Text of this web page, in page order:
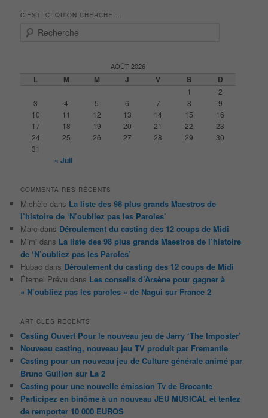
C’EST ICI QU’ON CHERCHE …
AOÛT 2026
L M M J V S D
1
2
3
4 5 6 7 8
9
10
11 12 13 14 15
16
17
18 19 20 21 22
23
24
25 26 27 28 29
30
31
« Juil
COMMENTAIRES RÉCENTS
Michèle dans La liste des 98 plus grands Maestros de
l’histoire de ‘N’oubliez pas les Paroles’
Marc dans Déroulement du casting des 12 coups de Midi
Mimi dans La liste des 98 plus grands Maestros de l’histoire
de ‘N’oubliez pas les Paroles’
Hubac dans Déroulement du casting des 12 coups de Midi
Éternel Prévu dans Les conseils d’Arsène pour gagner à
« N’oubliez pas les paroles » de Nagui sur France 2
ARTICLES RÉCENTS
Casting Ouvert Pour le nouveau jeu de Jarry ‘The Imposter’
Nouveau casting, nouveau jeu TV produit par Fremantle
Casting pour un nouveau jeu de Culture générale animé par
Bruno Guillon sur La 2
Casting pour une nouvelle émission Tv de Brocante
Participez en binôme à un nouveau JEU MUSICAL et tentez
de remporter 10 000 EUROS